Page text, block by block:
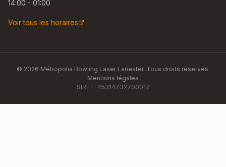
14:00 - 01:00
Voir tous les horaires
© 2026 Métropolis Bowling Laser Lanester. Tous droits réservés.
Mentions légales
SIRET: 45314732700017